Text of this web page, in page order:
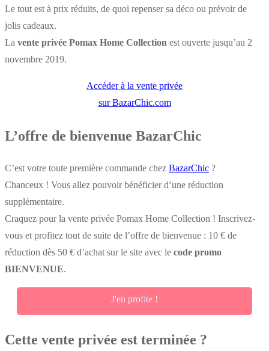
Le tout est à prix réduits, de quoi repenser sa déco ou prévoir de
jolis cadeaux.
La vente privée Pomax Home Collection est ouverte jusqu’au 2
novembre 2019.
Accéder à la vente privée
sur BazarChic.com
L’offre de bienvenue BazarChic
C’est votre toute première commande chez BazarChic ?
Chanceux ! Vous allez pouvoir bénéficier d’une réduction
supplémentaire.
Craquez pour la vente privée Pomax Home Collection ! Inscrivez-
vous et profitez tout de suite de l’offre de bienvenue : 10 € de
réduction dès 50 € d’achat sur le site avec le code promo
BIENVENUE.
J'en profite !
Cette vente privée est terminée ?